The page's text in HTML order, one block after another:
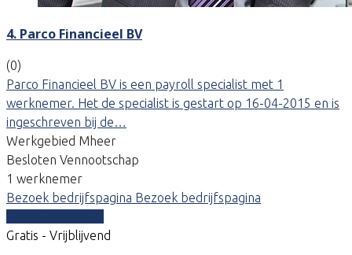
4. Parco Financieel BV
(0)
Parco Financieel BV is een payroll specialist met 1
werknemer. Het de specialist is gestart op 16-04-2015 en is
ingeschreven bij de…
Werkgebied Mheer
Besloten Vennootschap
1 werknemer
Bezoek bedrijfspagina Bezoek bedrijfspagina
Gratis - Vrijblijvend